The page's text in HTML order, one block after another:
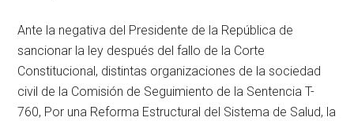
Ante la negativa del Presidente de la República de
sancionar la ley después del fallo de la Corte
Constitucional, distintas organizaciones de la sociedad
civil de la Comisión de Seguimiento de la Sentencia T-
760, Por una Reforma Estructural del Sistema de Salud, la